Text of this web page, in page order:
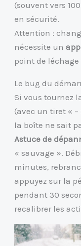
(souvent vers
en sécurité.
Attention :
nécessite un
point de léchage
Le bug du
Si vous tournez
(avec un tiret « –
la boîte ne sait
Astuce de
« sauvage ».
minutes,
appuyez sur la
pendant 30
recalibrer les